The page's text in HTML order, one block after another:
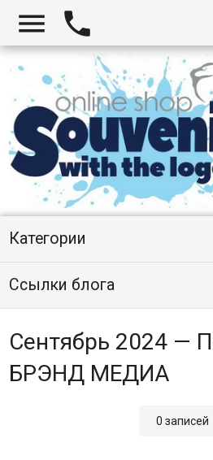
 
Категории
Ссылки блога
Сентябрь 2024 —
БРЭНД МЕДИА
0 записей